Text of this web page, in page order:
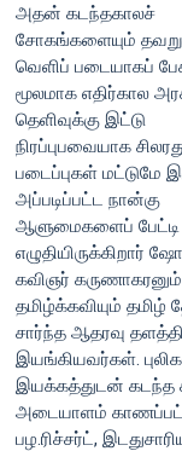
அதன் கடந்தகாலச்
சோகங்களையும்
வெளிப் படையாகப்
மூலமாக எதிர்கால
தெளிவுக்கு இட்டு
நிரப்புபவையாக
படைப்புகள் மட்டுமே
அப்படிப்பட்ட நான்கு
ஆளுமைகளைப்
எழுதியிருக்கிறார்
கவிஞர் கருணாகரனும்
தமிழ்க்கவியும் தமிழ்
சார்ந்த ஆதரவு
இயங்கியவர்கள்.
இயக்கத்துடன் கடந்த
அடையாளம்
பழ.ரிச்சர்ட்,